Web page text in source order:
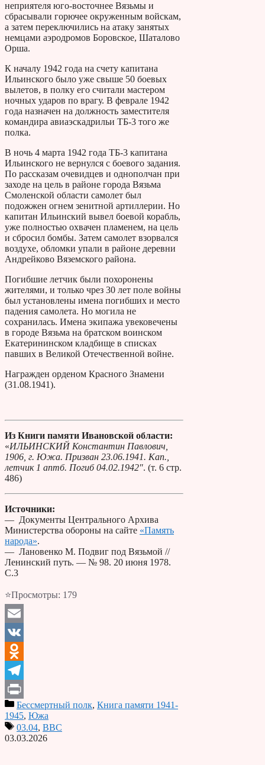
неприятеля юго-восточнее Вязьмы и
сбрасывали горючее окруженным войскам,
а затем переключились на атаку занятых
немцами аэродромов Боровское, Шаталово
Орша.
К началу 1942 года на счету капитана
Ильинского было уже свыше 50 боевых
вылетов, в полку его считали мастером
ночных ударов по врагу. В феврале 1942
года назначен на должность заместителя
командира авиаэскадрильи ТБ-3 того же
полка.
В ночь 4 марта 1942 года ТБ-3 капитана
Ильинского не вернулся с боевого задания.
По рассказам очевидцев и однополчан при
заходе на цель в районе города Вязьма
Смоленской области самолет был
подожжен огнем зенитной артиллерии. Но
капитан Ильинский вывел боевой корабль,
уже полностью охвачен пламенем, на цель
и сбросил бомбы. Затем самолет взорвался
воздухе, обломки упали в районе деревни
Андрейково Вяземского района.
Погибшие летчик были похоронены
жителями, и только чрез 30 лет поле войны
был установлены имена погибших и место
падения самолета. Но могила не
сохранилась. Имена экипажа увековечены
в городе Вязьма на братском воинском
Екатерининском кладбище в списках
павших в Великой Отечественной войне.
Награжден орденом Красного Знамени
(31.08.1941).
Из Книги памяти Ивановской области:
«ИЛЬИНСКИЙ Константин Павлович,
1906, г. Южа. Призван 23.06.1941. Кап.,
летчик 1 аптб. Погиб 04.02.1942″. (т. 6 стр.
486)
Источники:
— Документы Центрального Архива
Министерства обороны на сайте «Память
народа».
— Лановенко М. Подвиг под Вязьмой //
Ленинский путь. — № 98. 20 июня 1978.
С.3
⭐Просмотры: 179
Email
VK
Odnoklassniki
Telegram
PrintБессмертный полк, Книга памяти 1941-
1945, Южа
03.04, ВВС
03.03.2026